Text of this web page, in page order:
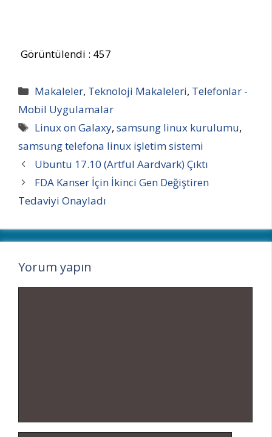
Görüntülendi : 457
Kategoriler
Makaleler, Teknoloji Makaleleri, Telefonlar -
Mobil Uygulamalar
Etiketler
Linux on Galaxy,samsung linux kurulumu,
samsung telefona linux işletim sistemi
Ubuntu 17.10 (Artful Aardvark) Çıktı
FDA Kanser İçin İkinci Gen Değiştiren
Tedaviyi Onayladı
Yorum yapın